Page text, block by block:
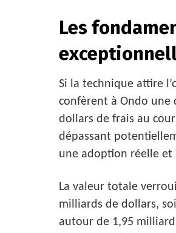
Les
Si la technique attire
confèrent à Ondo une
dollars de frais au
dépassant
une adoption réelle et
La valeur totale
milliards de dollars,
autour de 1,95